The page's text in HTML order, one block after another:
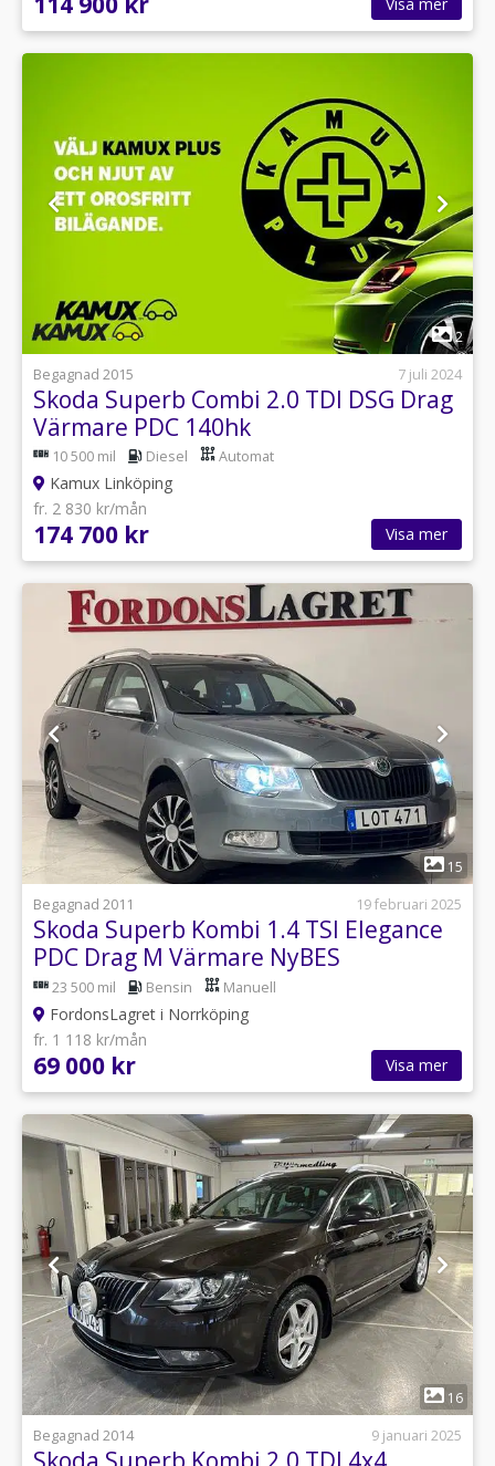
2
Begagnad 2015
7 juli 2024
Skoda Superb Combi 2.0 TDI DSG Drag
Värmare PDC 140hk
10 500 mil Diesel Automat
Kamux Linköping
fr. 2 830 kr/mån
174 700 kr Visa mer
1
15
Begagnad 2011
19 februari 2025
Skoda Superb Kombi 1.4 TSI Elegance
PDC Drag M Värmare NyBES
23 500 mil Bensin Manuell
FordonsLagret i Norrköping
fr. 1 118 kr/mån
69 000 kr Visa mer
1
16
Begagnad 2014
9 januari 2025